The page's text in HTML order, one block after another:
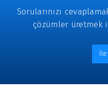
Sorularınızı
çözümler üretmek